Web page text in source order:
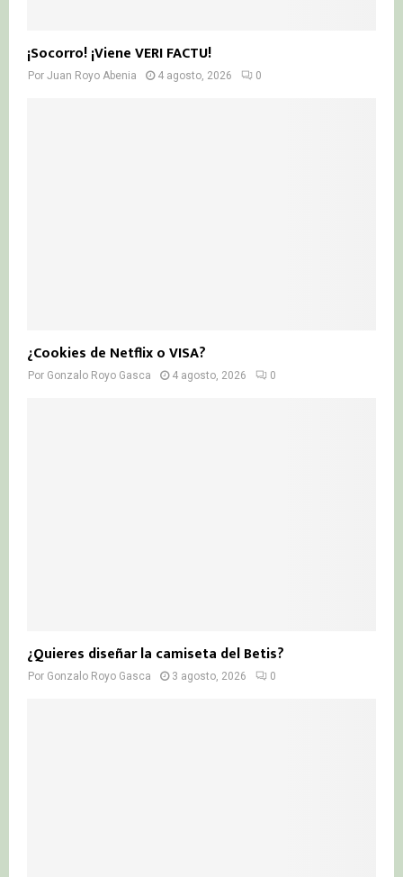
¡Socorro! ¡Viene VERI FACTU!
Por Juan Royo Abenia 4 agosto, 2026 0
¿Cookies de Netflix o VISA?
Por Gonzalo Royo Gasca 4 agosto, 2026 0
¿Quieres diseñar la camiseta del Betis?
Por Gonzalo Royo Gasca 3 agosto, 2026 0